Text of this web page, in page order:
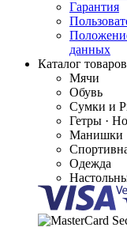
Гарантия
данных
Каталог товаров
Мячи
Обувь
Сумки и
Гетры ·
Манишки
Одежда